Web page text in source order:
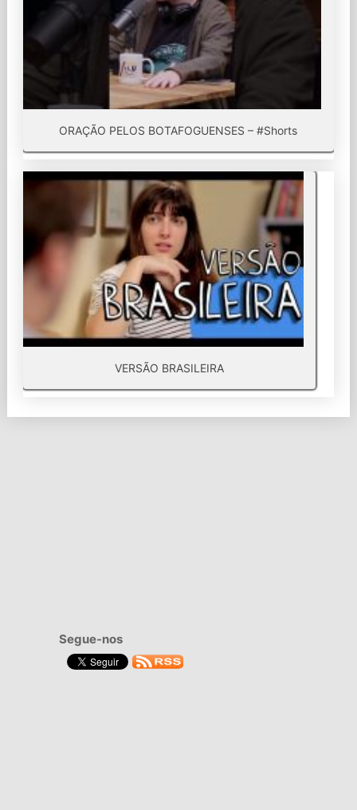
ORAÇÃO PELOS BOTAFOGUENSES – #Shorts
VERSÃO BRASILEIRA
Segue-nos